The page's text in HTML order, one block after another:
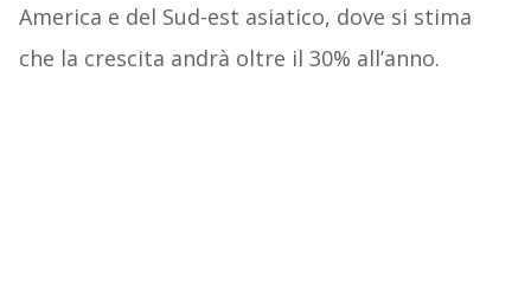
America e del Sud-est asiatico, dove si stima
che la crescita andrà oltre il 30% all’anno.